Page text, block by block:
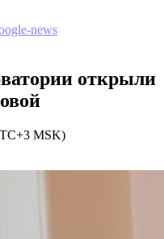
news
открыли
MSK)